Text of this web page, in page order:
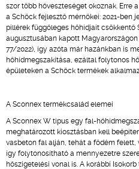
szor több hőveszteséget okoznak. Erre
a Schöck fejlesztő mérnökei: 2021-ben
pillérek függőleges hőhídjait csökkentő
augusztusában kapott
77/2022), így azóta már hazánkban is
hőhídmegszakítása, ezáltal folytonos
épületeken a Schöck termékek
A Sconnex termékcsalád elemei
A Sconnex W típus egy fal-
meghatározott kiosztásban kell
vasbeton fal alján, tehát a födém
így folytonosítható a mennyezetre
hőszigetelési vonal is. A korábbi